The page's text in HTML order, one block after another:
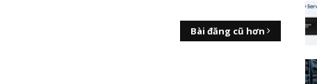
Bài đăng cũ hơn